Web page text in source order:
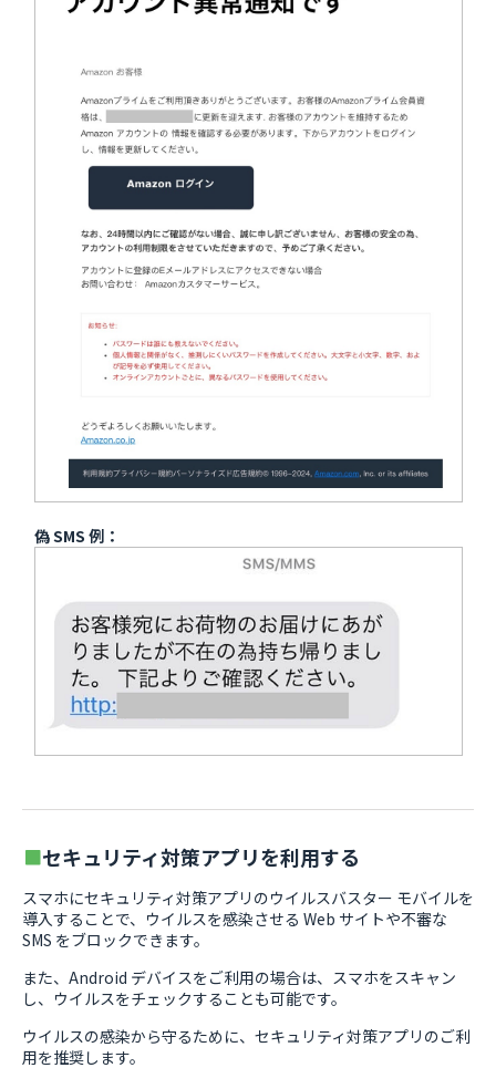
偽 SMS 例：
セキュリティ対策アプリを利用する
スマホにセキュリティ対策アプリのウイルスバスター モバイルを
導入することで、ウイルスを感染させる Web サイトや不審な
SMS をブロックできます。
また、Android デバイスをご利用の場合は、スマホをスキャン
し、ウイルスをチェックすることも可能です。
ウイルスの感染から守るために、セキュリティ対策アプリのご利
用を推奨します。